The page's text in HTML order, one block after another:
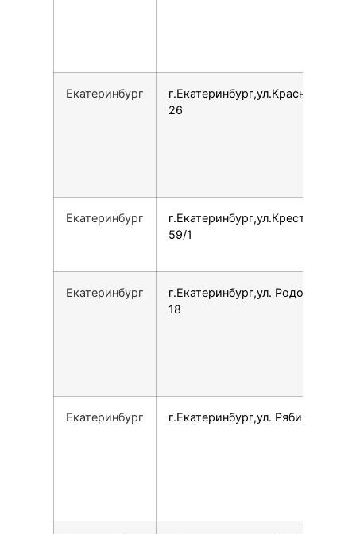
Екатеринбург
г.Екатеринбург,ул.Краснолесья,
26
Екатеринбург
г.Екатеринбург,ул.Крестинского,
59/1
Екатеринбург
г.Екатеринбург,ул. Родонитовая,
18
Екатеринбург г.Екатеринбург,ул. Рябинина, 29